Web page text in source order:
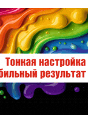
ООО "Передовые Системы